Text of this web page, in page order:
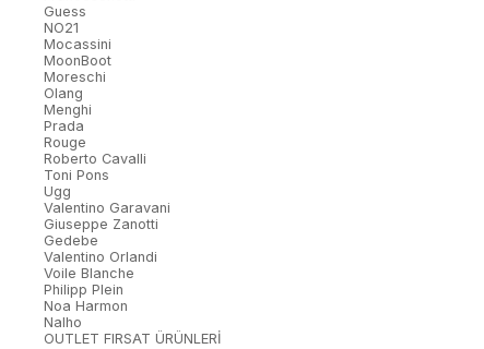
Guess
NO21
Mocassini
MoonBoot
Moreschi
Olang
Menghi
Prada
Rouge
Roberto Cavalli
Toni Pons
Ugg
Valentino Garavani
Giuseppe Zanotti
Gedebe
Valentino Orlandi
Voile Blanche
Philipp Plein
Noa Harmon
Nalho
OUTLET FIRSAT ÜRÜNLERİ